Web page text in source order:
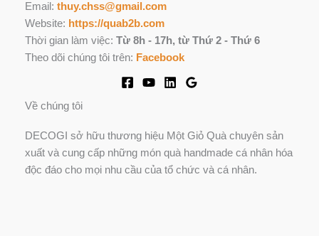
Email: thuy.chss@gmail.com
Website: https://quab2b.com
Thời gian làm việc: Từ 8h - 17h, từ Thứ 2 - Thứ 6
Theo dõi chúng tôi trên: Facebook
Về chúng tôi
DECOGI sở hữu thương hiệu Một Giỏ Quà chuyên sản
xuất và cung cấp những món quà handmade cá nhân hóa
độc đáo cho mọi nhu cầu của tổ chức và cá nhân.